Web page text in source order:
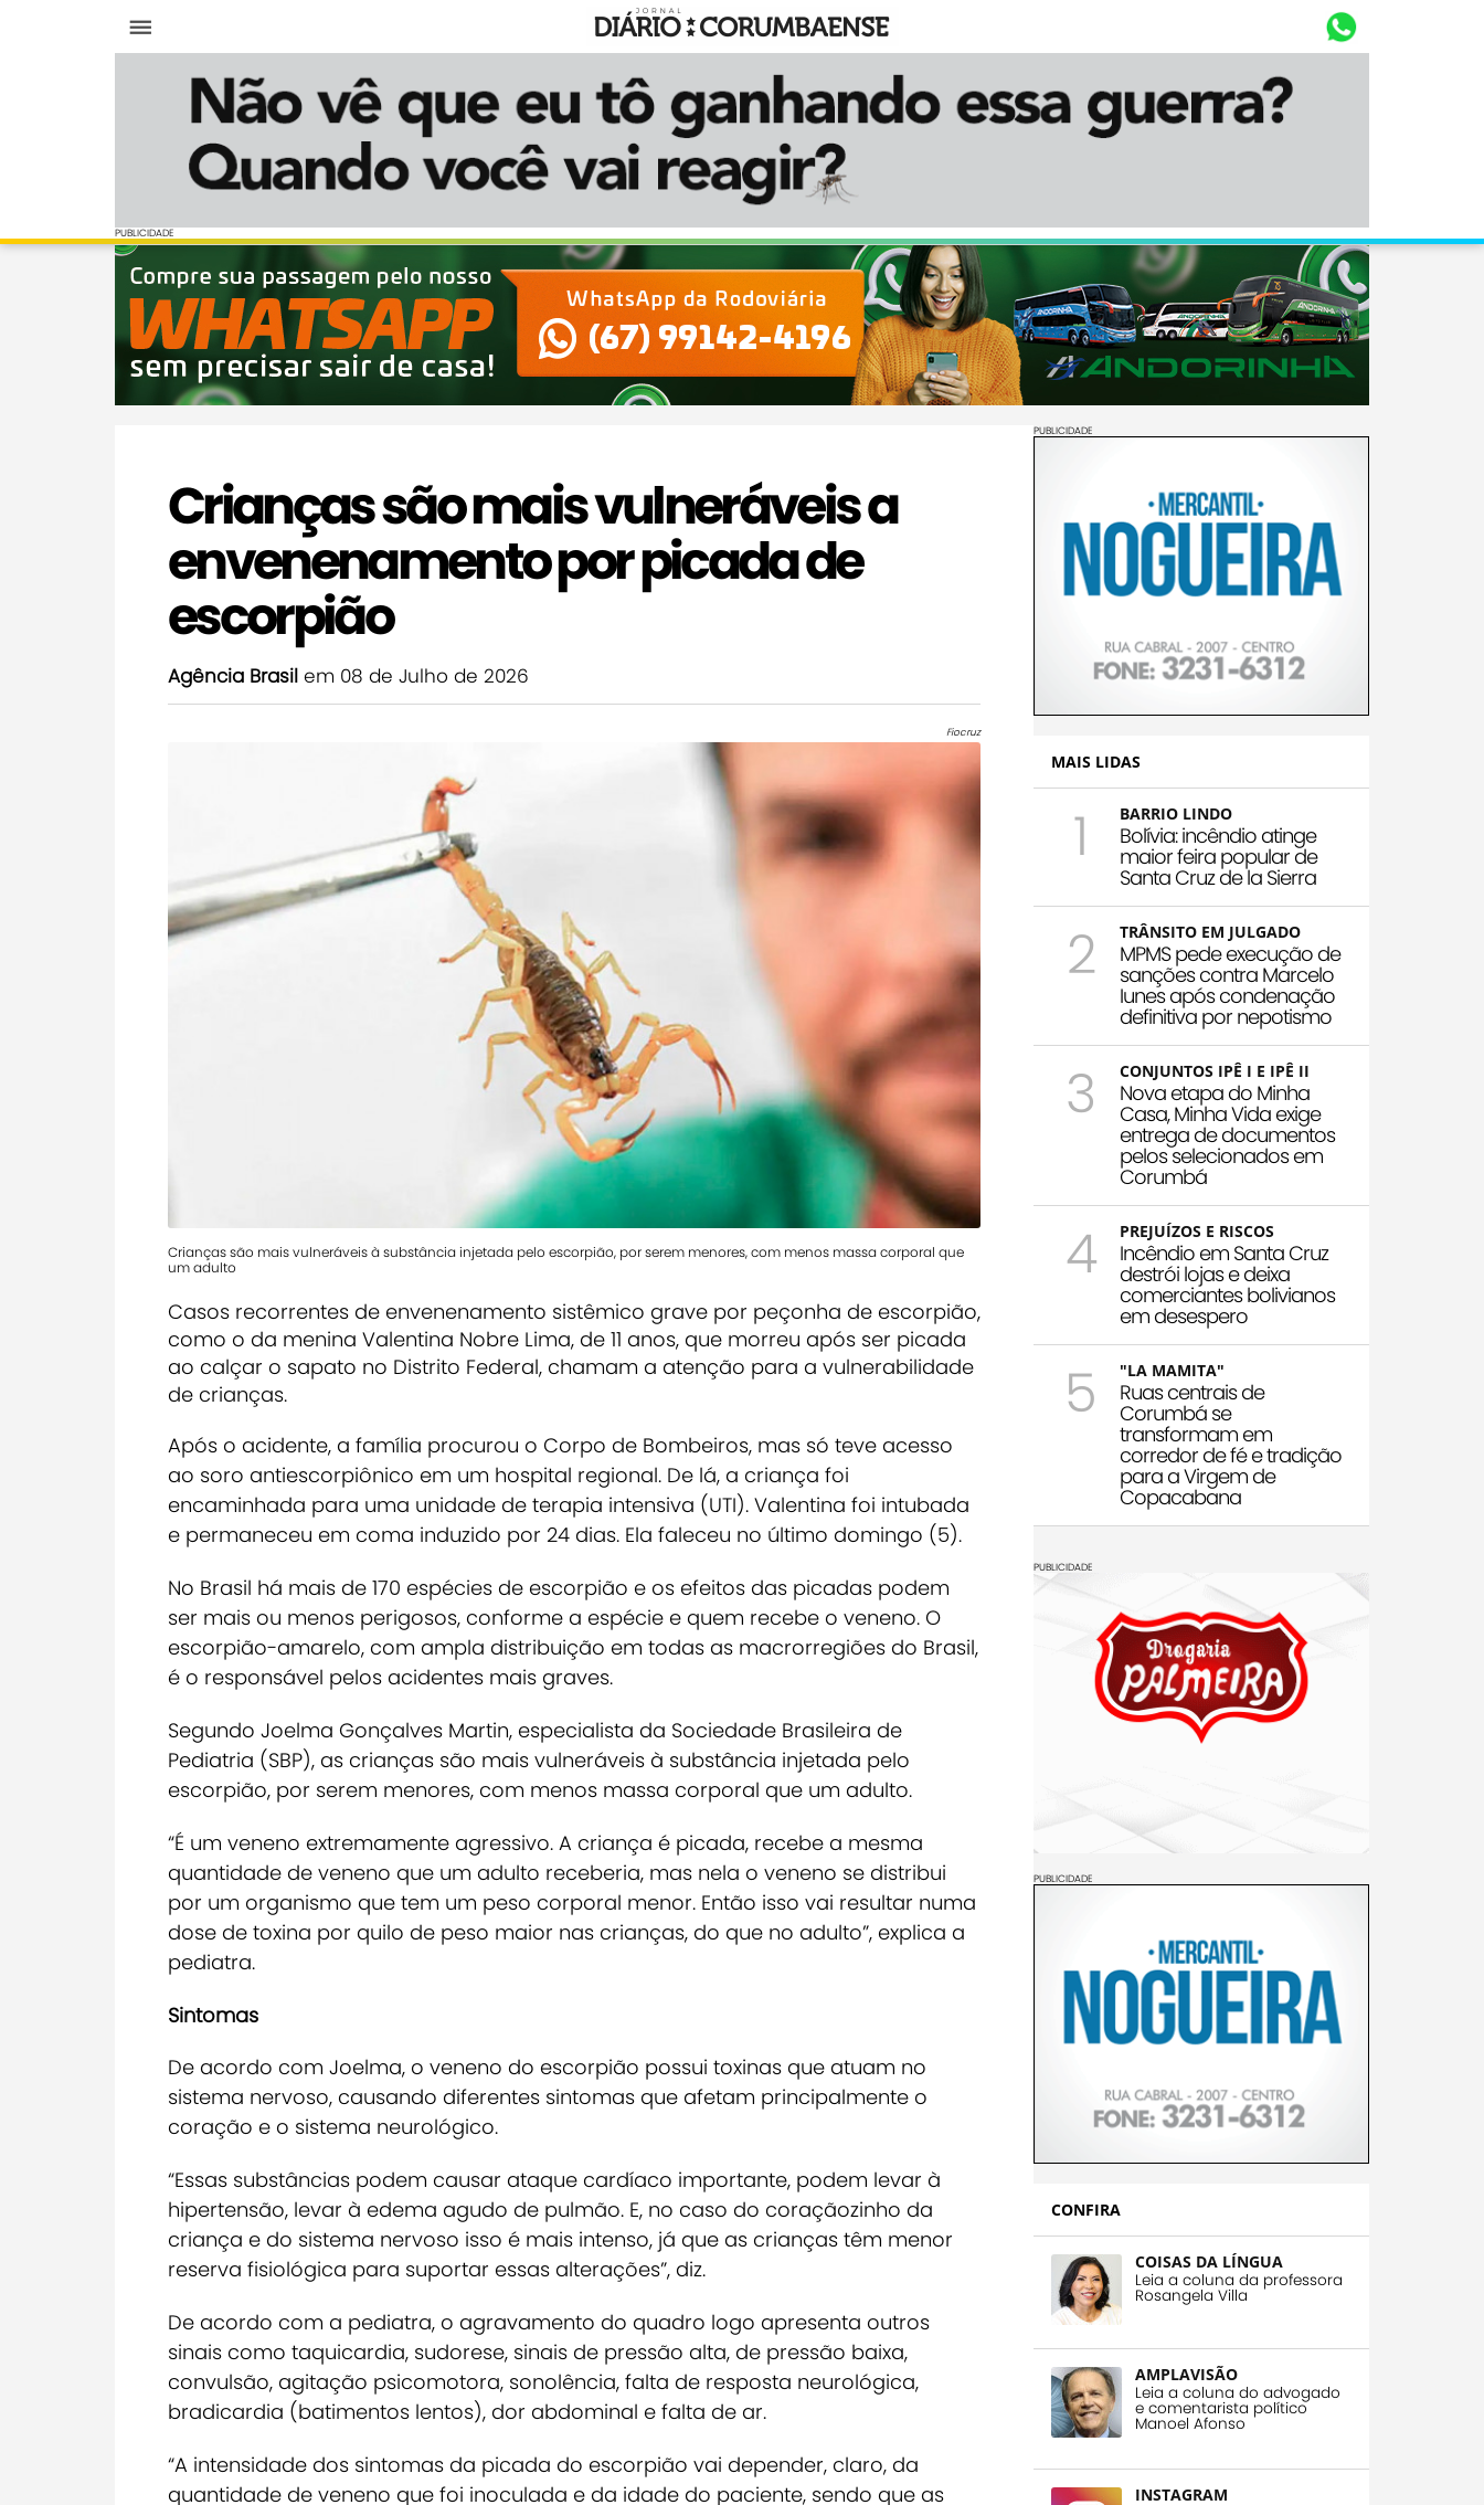
Diário Corumbaense
PUBLICIDADE
PUBLICIDADE
Crianças são mais vulneráveis a
envenenamento por picada de
escorpião
Agência Brasil em 08 de Julho de 2026
Fiocruz
Crianças são mais vulneráveis à substância injetada pelo escorpião, por serem menores, com menos massa corporal que
um adulto
Casos recorrentes de envenenamento sistêmico grave por peçonha de escorpião,
como o da menina Valentina Nobre Lima, de 11 anos, que morreu após ser picada
ao calçar o sapato no Distrito Federal, chamam a atenção para a vulnerabilidade
de crianças.
Após o acidente, a família procurou o Corpo de Bombeiros, mas só teve acesso
ao soro antiescorpiônico em um hospital regional. De lá, a criança foi
encaminhada para uma unidade de terapia intensiva (UTI). Valentina foi intubada
e permaneceu em coma induzido por 24 dias. Ela faleceu no último domingo (5).
No Brasil há mais de 170 espécies de escorpião e os efeitos das picadas podem
ser mais ou menos perigosos, conforme a espécie e quem recebe o veneno. O
escorpião-amarelo, com ampla distribuição em todas as macrorregiões do Brasil,
é o responsável pelos acidentes mais graves.
Segundo Joelma Gonçalves Martin, especialista da Sociedade Brasileira de
Pediatria (SBP), as crianças são mais vulneráveis à substância injetada pelo
escorpião, por serem menores, com menos massa corporal que um adulto.
“É um veneno extremamente agressivo. A criança é picada, recebe a mesma
quantidade de veneno que um adulto receberia, mas nela o veneno se distribui
por um organismo que tem um peso corporal menor. Então isso vai resultar numa
dose de toxina por quilo de peso maior nas crianças, do que no adulto”, explica a
pediatra.
Sintomas
De acordo com Joelma, o veneno do escorpião possui toxinas que atuam no
sistema nervoso, causando diferentes sintomas que afetam principalmente o
coração e o sistema neurológico.
“Essas substâncias podem causar ataque cardíaco importante, podem levar à
hipertensão, levar à edema agudo de pulmão. E, no caso do coraçãozinho da
criança e do sistema nervoso isso é mais intenso, já que as crianças têm menor
reserva fisiológica para suportar essas alterações”, diz.
De acordo com a pediatra, o agravamento do quadro logo apresenta outros
sinais como taquicardia, sudorese, sinais de pressão alta, de pressão baixa,
convulsão, agitação psicomotora, sonolência, falta de resposta neurológica,
bradicardia (batimentos lentos), dor abdominal e falta de ar.
“A intensidade dos sintomas da picada do escorpião vai depender, claro, da
quantidade de veneno que foi inoculada e da idade do paciente, sendo que as
PUBLICIDADE
MAIS LIDAS
1 BARRIO LINDO
Bolívia: incêndio atinge
maior feira popular de
Santa Cruz de la Sierra
2 TRÂNSITO EM JULGADO
MPMS pede execução de
sanções contra Marcelo
Iunes após condenação
definitiva por nepotismo
3 CONJUNTOS IPÊ I E IPÊ II
Nova etapa do Minha
Casa, Minha Vida exige
entrega de documentos
pelos selecionados em
Corumbá
4 PREJUÍZOS E RISCOS
Incêndio em Santa Cruz
destrói lojas e deixa
comerciantes bolivianos
em desespero
5 "LA MAMITA"
Ruas centrais de
Corumbá se
transformam em
corredor de fé e tradição
para a Virgem de
Copacabana
PUBLICIDADE
PUBLICIDADE
CONFIRA
COISAS DA LÍNGUA
Leia a coluna da professora
Rosangela Villa
AMPLAVISÃO
Leia a coluna do advogado
e comentarista político
Manoel Afonso
INSTAGRAM